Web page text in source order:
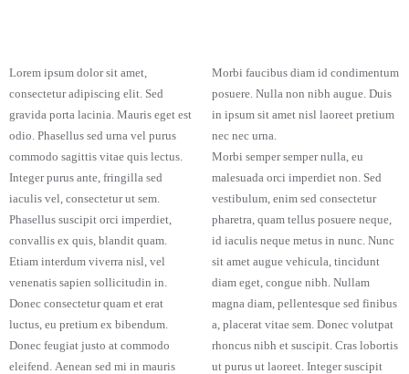
Lorem ipsum dolor sit amet,
consectetur adipiscing elit. Sed
gravida porta lacinia. Mauris eget est
odio. Phasellus sed urna vel purus
commodo sagittis vitae quis lectus.
Integer purus ante, fringilla sed
iaculis vel, consectetur ut sem.
Phasellus suscipit orci imperdiet,
convallis ex quis, blandit quam.
Etiam interdum viverra nisl, vel
venenatis sapien sollicitudin in.
Donec consectetur quam et erat
luctus, eu pretium ex bibendum.
Donec feugiat justo at commodo
eleifend. Aenean sed mi in mauris
Morbi faucibus diam id condimentum
posuere. Nulla non nibh augue. Duis
in ipsum sit amet nisl laoreet pretium
nec nec urna.
Morbi semper semper nulla, eu
malesuada orci imperdiet non. Sed
vestibulum, enim sed consectetur
pharetra, quam tellus posuere neque,
id iaculis neque metus in nunc. Nunc
sit amet augue vehicula, tincidunt
diam eget, congue nibh. Nullam
magna diam, pellentesque sed finibus
a, placerat vitae sem. Donec volutpat
rhoncus nibh et suscipit. Cras lobortis
ut purus ut laoreet. Integer suscipit